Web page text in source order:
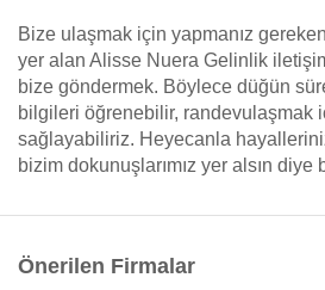
Bize ulaşmak için yapmanız
yer alan Alisse Nuera Gelinlik
bize göndermek. Böylece düğün
bilgileri öğrenebilir, randevulaşmak
sağlayabiliriz. Heyecanla
bizim dokunuşlarımız yer alsın diye
Önerilen Firmalar